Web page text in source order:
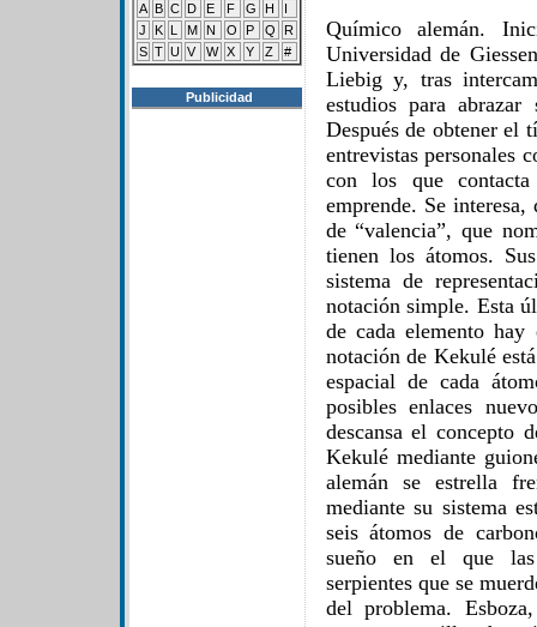
A B C D E F G H
I
J
K L M N O P Q
R
S T U V W X Y Z #
Publicidad
Químico alemán.
Universidad de
Liebig y, tras
estudios para
Después de obtener el
entrevistas personales
con los que
emprende. Se
de “valencia”, que
tienen los átomos.
sistema de
notación simple. Esta
de cada elemento
notación de Kekulé
espacial de cada
posibles enlaces
descansa el concepto
Kekulé mediante
alemán se estrella
mediante su sistema
seis átomos de
sueño en el que las
serpientes que se
del problema.